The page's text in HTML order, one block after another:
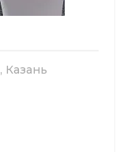
, Казань